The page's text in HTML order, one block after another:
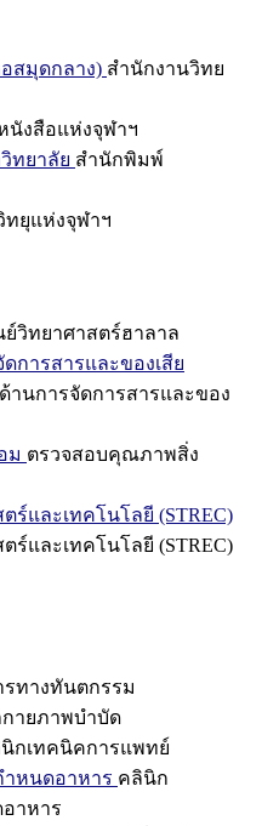
สมุดกลาง) สำนักงานวิทย
นังสือแห่งจุฬาฯ
ทยาลัย สำนักพิมพ์
ทยุแห่งจุฬาฯ
ย์วิทยาศาสตร์ฮาลาล
การสารและของเสีย
านการจัดการสารและของ
ม ตรวจสอบคุณภาพสิ่ง
ร์และเทคโนโลยี (STREC)
ร์และเทคโนโลยี (STREC)
รทางทันตกรรม
ายภาพบำบัด
กเทคนิคการแพทย์
หนดอาหาร คลินิก
าหาร